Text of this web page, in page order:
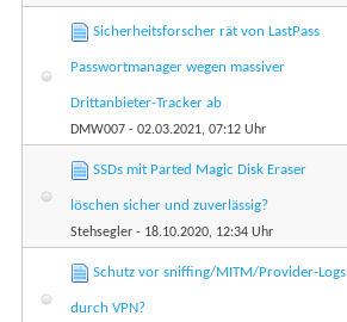
Sicherheitsforscher rät von LastPass
Passwortmanager wegen massiver
Drittanbieter-Tracker ab
DMW007 - 02.03.2021, 07:12 Uhr
SSDs mit Parted Magic Disk Eraser
löschen sicher und zuverlässig?
Stehsegler - 18.10.2020, 12:34 Uhr
Schutz vor sniffing/MITM/Provider-Logs
durch VPN?